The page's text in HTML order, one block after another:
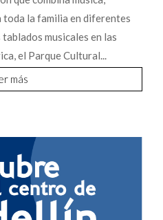
la familia en diferentes
musicales en las
el Parque Cultural...
más